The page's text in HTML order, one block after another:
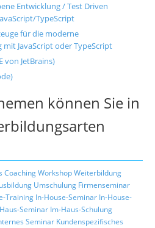
Entwicklung / Test Driven
TypeScript
für die moderne
JavaScript oder TypeScript
von JetBrains)
können Sie in
CoachingWorkshopWeiterbildung
Umschulung Firmenseminar
Training In-House-Seminar In-House-
Seminar Im-Haus-Schulung
Seminar Kundenspezifisches